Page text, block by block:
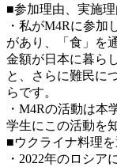
■参加理由、実施理
・私がM4Rに参加
があり、「食」を
金額が日本に暮ら
と、さらに難民に
らです。
・M4Rの活動は本
学生にこの活動を
■ウクライナ料理
・2022年のロシ